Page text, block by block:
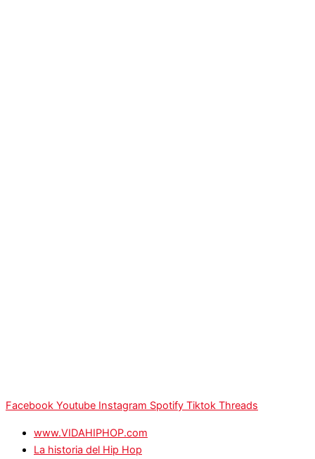
Facebook Youtube Instagram Spotify Tiktok Threads
www.VIDAHIPHOP.com
La historia del Hip Hop